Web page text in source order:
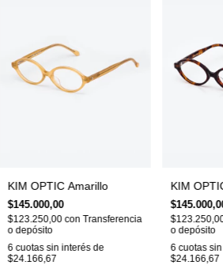
KIM OPTIC Amarillo
$145.000,00
$123.250,00con Transferencia
o depósito
6 cuotas sin interés de
$24.166,67
KIM
o depósito
6 cuotas
$24.166,67